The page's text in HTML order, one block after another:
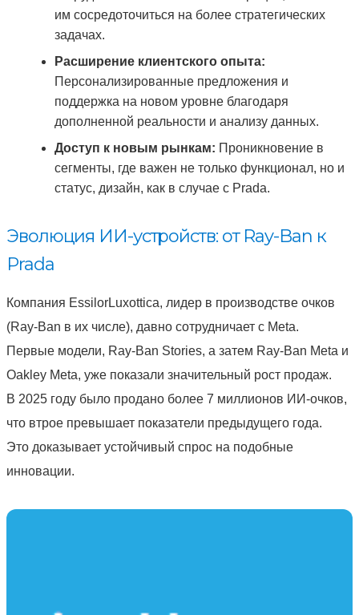
им сосредоточиться на более стратегических
задачах.
Расширение клиентского опыта:
Персонализированные предложения и
поддержка на новом уровне благодаря
дополненной реальности и анализу данных.
Доступ к новым рынкам: Проникновение в
сегменты, где важен не только функционал, но и
статус, дизайн, как в случае с Prada.
Эволюция ИИ-устройств: от Ray-Ban к
Prada
Компания EssilorLuxottica, лидер в производстве очков
(Ray-Ban в их числе), давно сотрудничает с Meta.
Первые модели, Ray-Ban Stories, а затем Ray-Ban Meta и
Oakley Meta, уже показали значительный рост продаж.
В 2025 году было продано более 7 миллионов ИИ-очков,
что втрое превышает показатели предыдущего года.
Это доказывает устойчивый спрос на подобные
инновации.